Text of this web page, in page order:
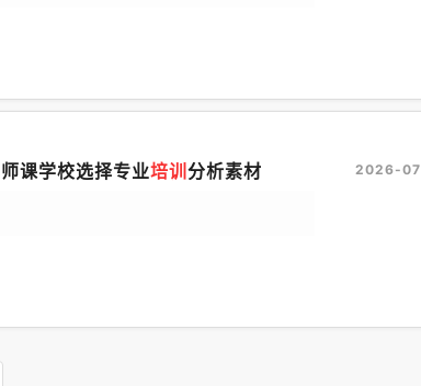
课学校选择专业培训 分析素材 2026-